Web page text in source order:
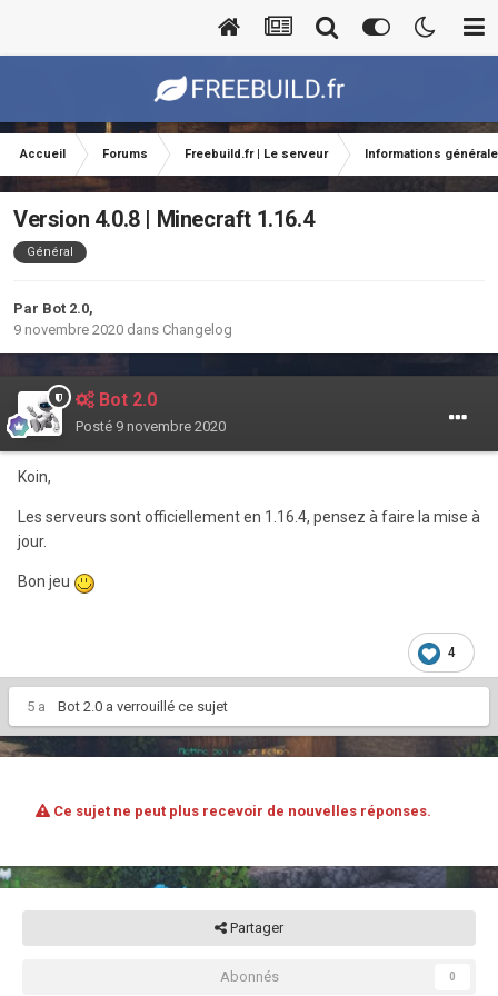
Accueil Forums Freebuild.fr | Le serveur Informations
Version 4.0.8 | Minecraft 1.16.4
Général
Par Bot 2.0,
9 novembre 2020 dans Changelog
Bot 2.0
Posté 9 novembre 2020
Koin,
Les serveurs sont officiellement en 1.16.4, pensez à faire la mise à
jour.
Bon jeu
4
5 a Bot 2.0 a verrouillé ce sujet
Ce sujet ne peut plus recevoir de nouvelles réponses.
Partager
Abonnés 0